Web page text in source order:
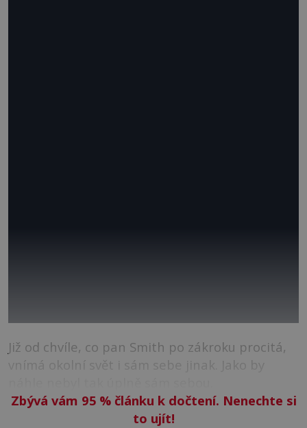
Již od chvíle, co pan Smith po zákroku procitá,
vnímá okolní svět i sám sebe jinak. Jako by
Zbývá vám 95 %článku k dočtení. Nenechte si
to ujít!